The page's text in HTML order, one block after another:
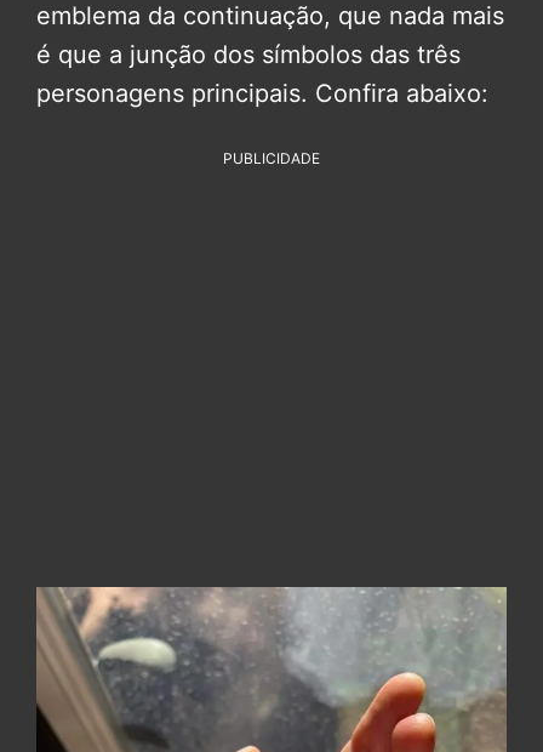
emblema da continuação, que nada mais
é que a junção dos símbolos das três
personagens principais. Confira abaixo:
PUBLICIDADE